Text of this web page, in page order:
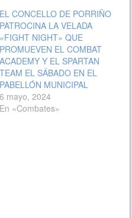
EL CONCELLO DE PORRIÑO
PATROCINA LA VELADA
«FIGHT NIGHT» QUE
PROMUEVEN EL COMBAT
ACADEMY Y EL SPARTAN
TEAM EL SÁBADO EN EL
PABELLÓN MUNICIPAL
6 mayo, 2024
En «Combates»